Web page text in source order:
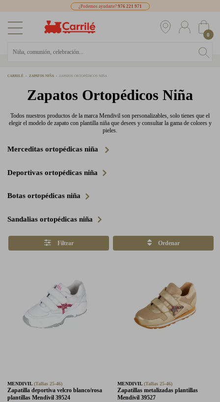
¿Podemos ayudarte? 976 221 971
0
CARRILÉ ZAPATOS NIÑA ZAPATOS ORTOPÉDICOS NIÑA
Zapatos Ortopédicos Niña
Todos nuestros productos de la marca Mendivil son personalizables, solo tienes que el
elegir el modelo de zapato con plantilla niña que desees y consultar la gama de colores y
pieles.
Merceditas ortopédicas niña
Deportivas ortopédicas niña
Botas ortopédicas niña
Sandalias ortopédicas niña
Filtrar Ordenar
MENDIVIL(Tallas 25-46)
Zapatilla deportiva velcro blanco/rosa
plantillas Mendivil 39524
MENDIVIL(Tallas 25-46)
Zapatillas metalizadas plantillas
Mendivil 39527